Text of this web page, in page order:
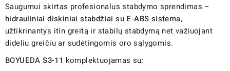
Saugumui skirtas profesionalus stabdymo sprendimas –
hidrauliniai diskiniai stabdžiai su E-ABS sistema,
užtikrinantys itin greitą ir stabilų stabdymą net važiuojant
dideliu greičiu ar sudėtingomis oro sąlygomis.
BOYUEDA S3-11 komplektuojamas su: